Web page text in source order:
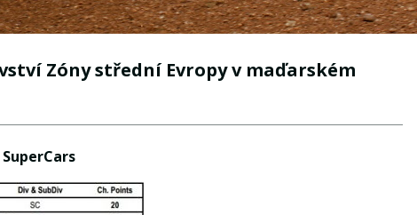
Zóny střední Evropy v maďarském
SuperCars